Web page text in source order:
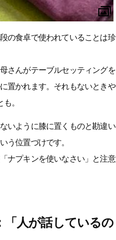
の食卓で使われていることは珍
さんがテーブルセッティングを
置かれます。それもないときや
。
いように膝に置くものと勘違い
う位置づけです。
ナプキンを使いなさい」と注意
「人が話しているの